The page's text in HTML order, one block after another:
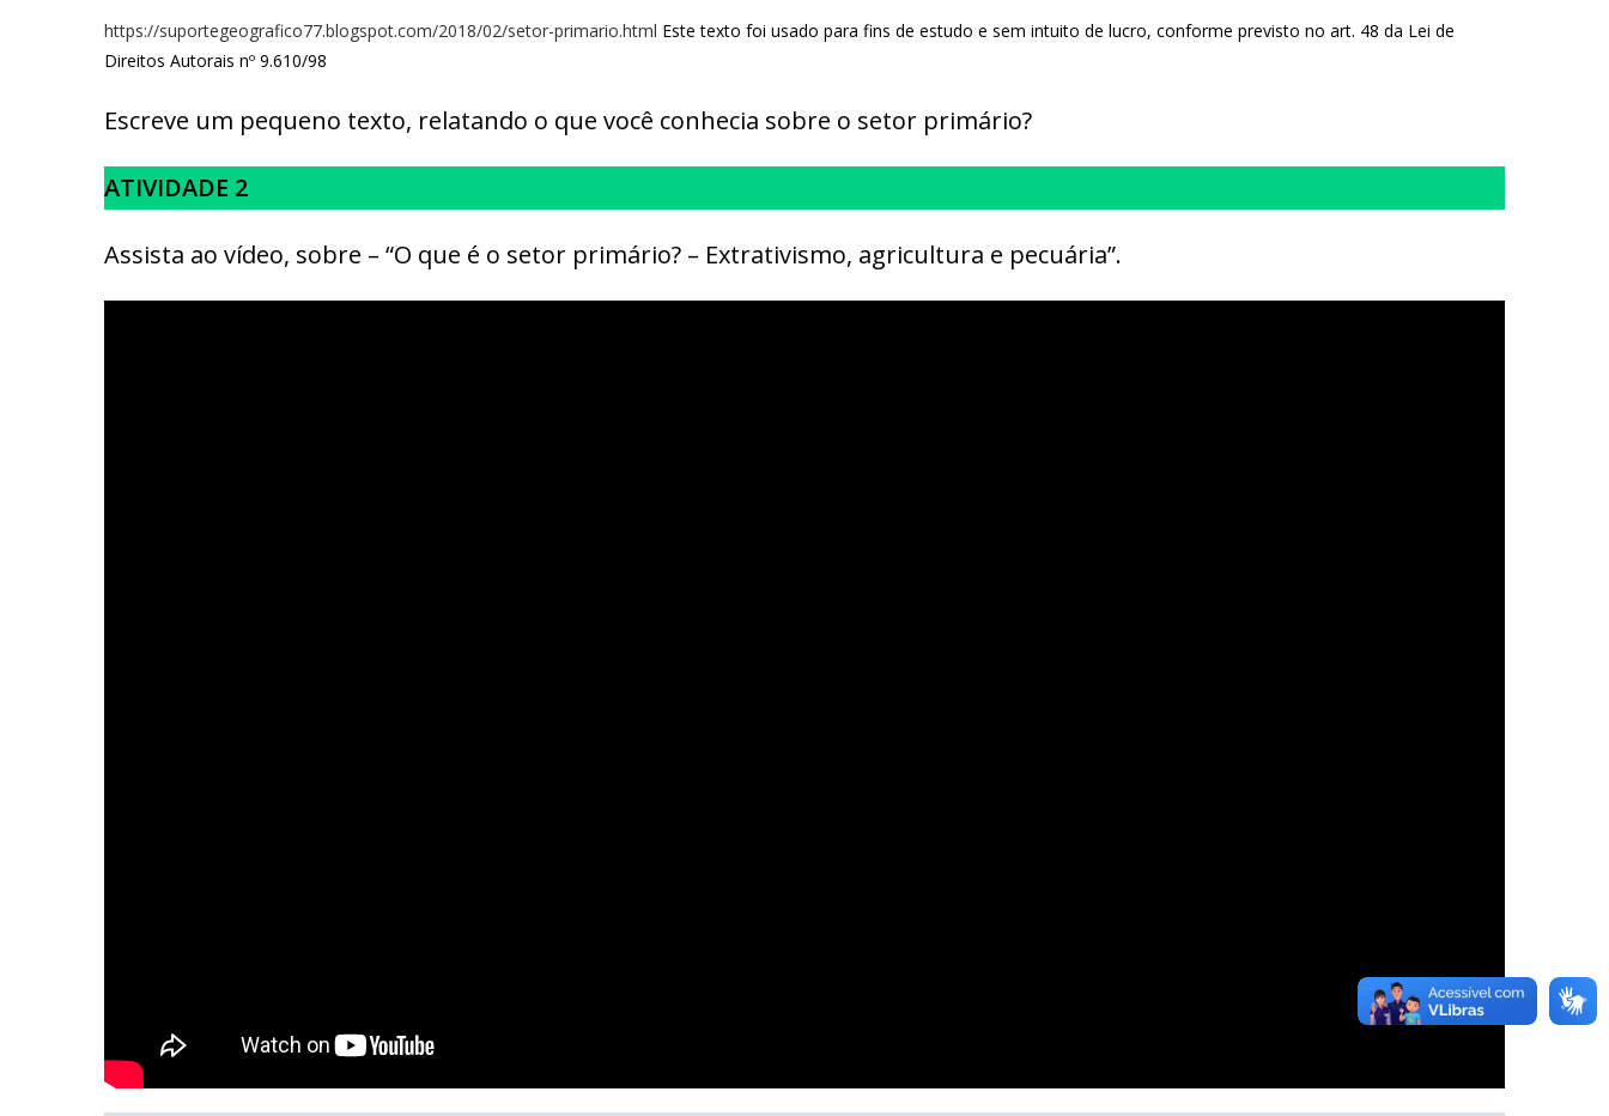
https://suportegeografico77.blogspot.com/2018/02/setor-primario.html Este texto foi usado para fins de estudo e sem intuito de lucro, conforme previsto no art. 48 da Lei de
Direitos Autorais nº 9.610/98
Escreve um pequeno texto, relatando o que você conhecia sobre o setor primário?
ATIVIDADE 2
Assista ao vídeo, sobre – “O que é o setor primário? – Extrativismo, agricultura e pecuária”.